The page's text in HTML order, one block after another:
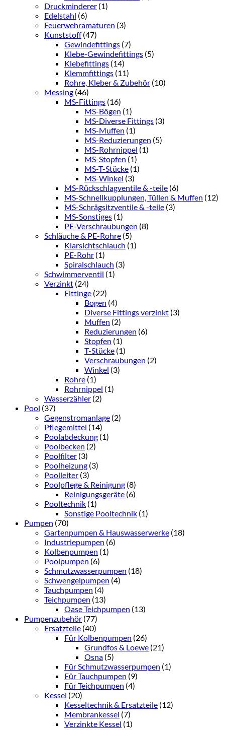
Druckminderer (1)
Edelstahl (6)
Feuerwehramaturen (3)
Kunststoff (47)
Gewindefittings (7)
Klebe-Gewindefittings (5)
Klebefittings (14)
Klemmfittings (11)
Rohre, Kleber & Zubehör (10)
Messing (46)
MS-Fittings (16)
MS-Bögen (1)
MS-Diverse Fittings (3)
MS-Muffen (1)
MS-Reduzierungen (5)
MS-Rohrnippel (1)
MS-Stopfen (1)
MS-T-Stücke (1)
MS-Winkel (3)
MS-Rückschlagventile & -teile (6)
MS-Schnellkupplungen, Tüllen & Muffen (12)
MS-Schrägsitzventile & -teile (3)
MS-Sonstiges (1)
PE-Verschraubungen (8)
Schläuche & PE-Rohre (5)
Klarsichtschlauch (1)
PE-Rohr (1)
Spiralschlauch (3)
Schwimmerventil (1)
Verzinkt (24)
Fittinge (22)
Bogen (4)
Diverse Fittings verzinkt (3)
Muffen (2)
Reduzierungen (6)
Stopfen (1)
T-Stücke (1)
Verschraubungen (2)
Winkel (3)
Rohre (1)
Rohrnippel (1)
Wasserzähler (2)
Pool (37)
Gegenstromanlage (2)
Pflegemittel (14)
Poolabdeckung (1)
Poolbecken (2)
Poolfilter (3)
Poolheizung (3)
Poolleiter (3)
Poolpflege & Reinigung (8)
Reinigungsgeräte (6)
Pooltechnik (1)
Sonstige Pooltechnik (1)
Pumpen (70)
Gartenpumpen & Hauswasserwerke (18)
Industriepumpen (6)
Kolbenpumpen (1)
Poolpumpen (6)
Schmutzwasserpumpen (18)
Schwengelpumpen (4)
Tauchpumpen (4)
Teichpumpen (13)
Oase Teichpumpen (13)
Pumpenzubehör (77)
Ersatzteile (40)
Für Kolbenpumpen (26)
Grundfos & Loewe (21)
Osna (5)
Für Schmutzwasserpumpen (1)
Für Tauchpumpen (9)
Für Teichpumpen (4)
Kessel (20)
Kesseltechnik & Ersatzteile (12)
Membrankessel (7)
Verzinkte Kessel (1)